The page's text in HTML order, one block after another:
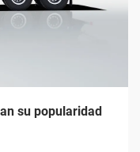
su popularidad